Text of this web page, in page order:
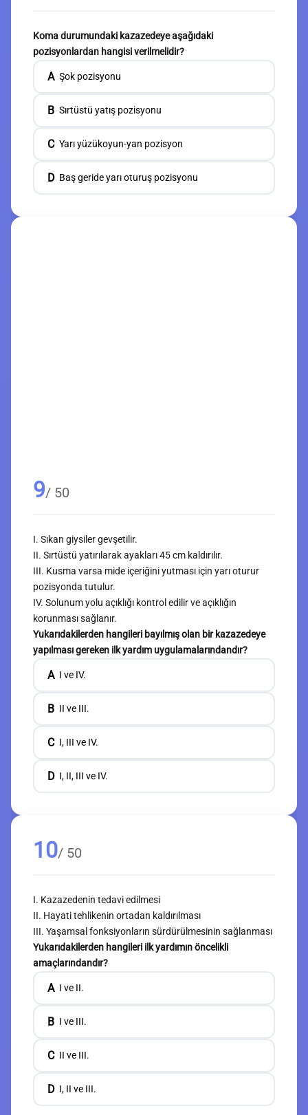
Koma durumundaki kazazedeye aşağıdaki
pozisyonlardan hangisi verilmelidir?
A Şok pozisyonu
B Sırtüstü yatış pozisyonu
C Yarı yüzükoyun-yan pozisyon
D Baş geride yarı oturuş pozisyonu
9/ 50
I. Sıkan giysiler gevşetilir.
II. Sırtüstü yatırılarak ayakları 45 cm kaldırılır.
III. Kusma varsa mide içeriğini yutması için yarı oturur
pozisyonda tutulur.
IV. Solunum yolu açıklığı kontrol edilir ve açıklığın
korunması sağlanır.
Yukarıdakilerden hangileri bayılmış olan bir kazazedeye
yapılması gereken ilk yardım uygulamalarındandır?
A I ve IV.
B II ve III.
C I, III ve IV.
D I, II, III ve IV.
10/ 50
I. Kazazedenin tedavi edilmesi
II. Hayati tehlikenin ortadan kaldırılması
III. Yaşamsal fonksiyonların sürdürülmesinin sağlanması
Yukarıdakilerden hangileri ilk yardımın öncelikli
amaçlarındandır?
A I ve II.
B I ve III.
C II ve III.
D I, II ve III.